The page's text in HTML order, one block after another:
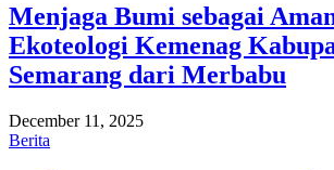
Menjaga Bumi sebagai
Ekoteologi Kemenag
Semarang dari Merbabu
December 11, 2025
Berita